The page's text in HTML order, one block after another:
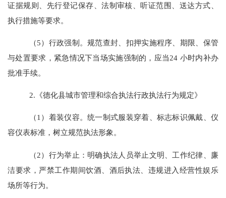
证据规则、先行登记保存、法制审核、听证范围、送达方式、
执行措施等要求。
（5）行政强制 。规范查封、扣押实施程序、期限、保管
与处置要求，紧急情况下当场实施强制的， 应当24 小时内补办
批准手续。
2. 《德化县城市管理和综合执法行政执法行为规定》
（1 ）着装仪容。统一制式服装穿着、标志标识佩戴、仪
容仪表标准，树立规范执法形象。
（2） 行为举止：明确执法人员举止文明、工作纪律、廉
洁要求，严禁工作期间饮酒、酒后执法、违规进入经营性娱乐
场所等行为。